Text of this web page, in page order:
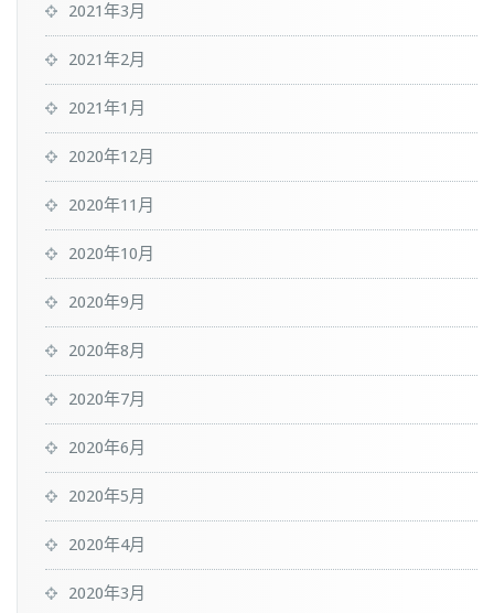
2021年3月
2021年2月
2021年1月
2020年12月
2020年11月
2020年10月
2020年9月
2020年8月
2020年7月
2020年6月
2020年5月
2020年4月
2020年3月